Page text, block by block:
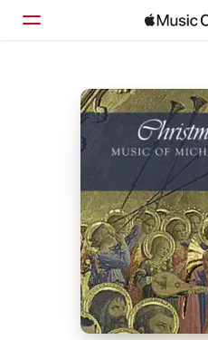
主页
浏览